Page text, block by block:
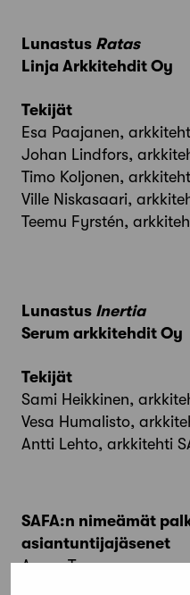
Lunastus Ratas
Linja Arkkitehdit Oy
Tekijät
Esa Paajanen,
Johan Lindfors,
Timo Koljonen,
Ville Niskasaari,
Teemu Fyrstén,
Lunastus Inertia
Serum arkkitehdit Oy
Tekijät
Sami Heikkinen,
Vesa Humalisto,
Antti Lehto, arkkitehti
SAFA:n nimeämät
asiantuntijajäsenet
Aarne Tarumaa